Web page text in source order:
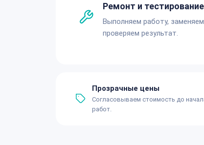
Ремонт и тестирование
Выполняем работу,
проверяем результат.
Прозрачные цены
Согласовываем стоимость до
работ.